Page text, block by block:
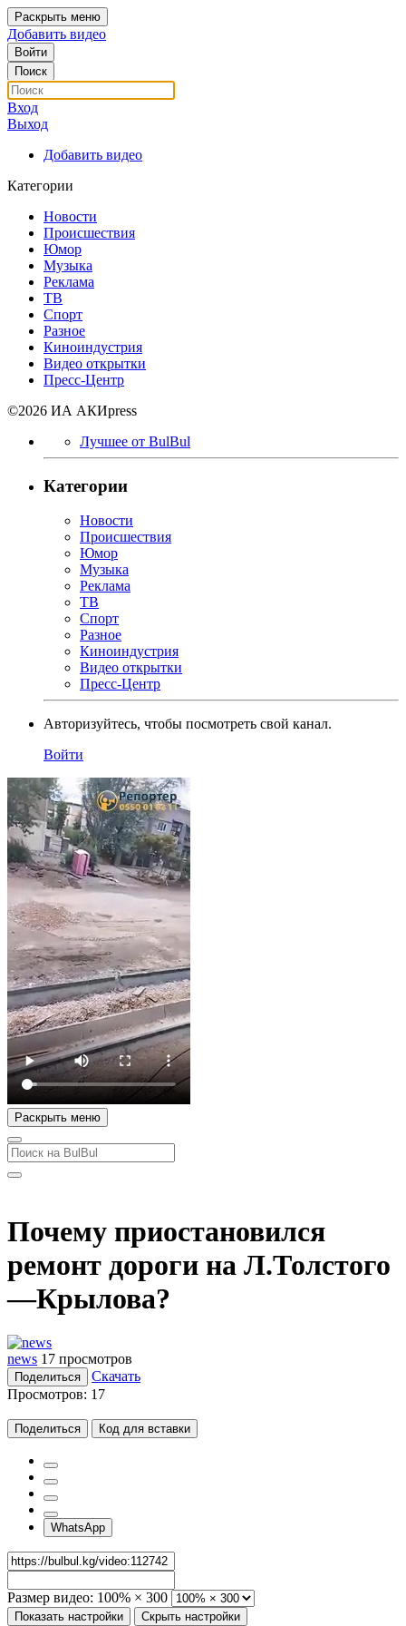
Раскрыть меню
Добавить видео
Войти
Поиск
Вход
Выход
Добавить видео
Категории
Новости
Происшествия
Юмор
Музыка
Реклама
ТВ
Спорт
Разное
Киноиндустрия
Видео открытки
Пресс-Центр
©2026 ИА АКИpress
Лучшее от BulBul
Категории
Новости
Происшествия
Юмор
Музыка
Реклама
ТВ
Спорт
Разное
Киноиндустрия
Видео открытки
Пресс-Центр
Авторизуйтесь, чтобы посмотреть свой канал.
Войти
Раскрыть меню
Почему приостановился
ремонт дороги на Л.Толстого
—Крылова?
news 17 просмотров
Поделиться
Скачать
Просмотров: 17
Поделиться Код для вставки
WhatsApp
Размер видео: 100% × 300
Показать настройки Скрыть настройки